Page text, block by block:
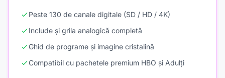
Peste 130 de canale digitale (SD / HD / 4K)
Include și grila analogică completă
Ghid de programe și imagine cristalină
Compatibil cu pachetele premium HBO și Adulți